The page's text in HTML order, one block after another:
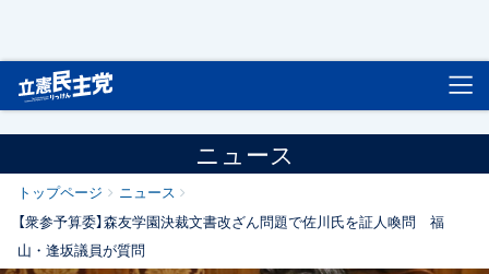
ニュース
トップページ
ニュース
【衆参予算委】森友学園決裁文書改ざん問題で佐川氏を証人喚問 福
山・逢坂議員が質問